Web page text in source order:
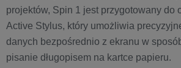
projektów, Spin 1 jest przygotowany do
Active Stylus, który umożliwia
danych bezpośrednio z ekranu w
pisanie długopisem na kartce papieru.